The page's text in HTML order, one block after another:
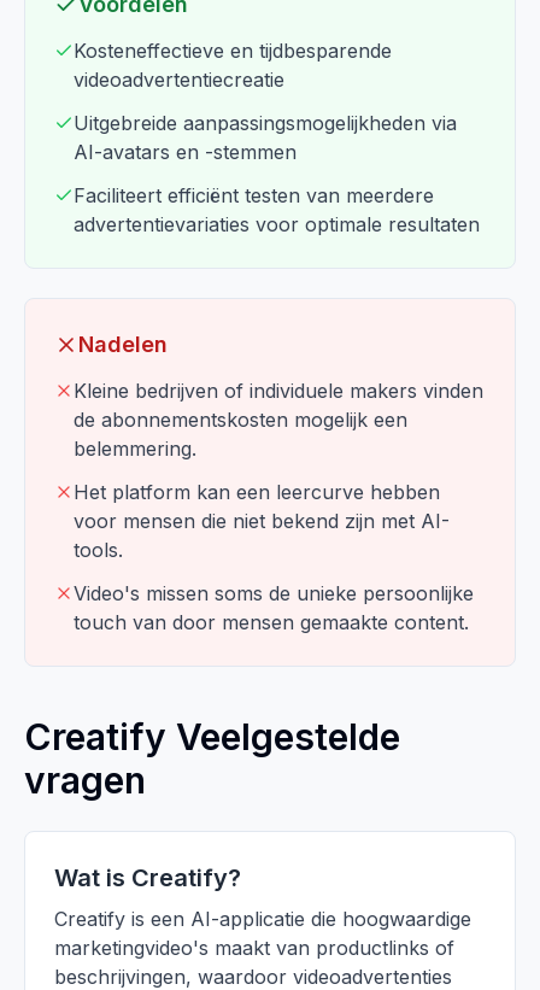
Kosteneffectieve en tijdbesparende
videoadvertentiecreatie
Uitgebreide aanpassingsmogelijkheden via
AI-avatars en -stemmen
Faciliteert efficiënt testen van meerdere
advertentievariaties voor optimale resultaten
Nadelen
Kleine bedrijven of individuele makers vinden
de abonnementskosten mogelijk een
belemmering.
Het platform kan een leercurve hebben
voor mensen die niet bekend zijn met AI-
tools.
Video's missen soms de unieke persoonlijke
touch van door mensen gemaakte content.
Creatify Veelgestelde
vragen
Wat is Creatify?
Creatify is een AI-applicatie die hoogwaardige
marketingvideo's maakt van productlinks of
beschrijvingen, waardoor videoadvertenties